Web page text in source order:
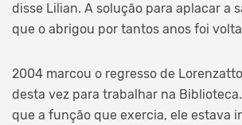
disse Lilian. A solução para aplacar a
que o abrigou por tantos anos foi
2004 marcou o regresso de
desta vez para trabalhar na
que a função que exercia, ele estava